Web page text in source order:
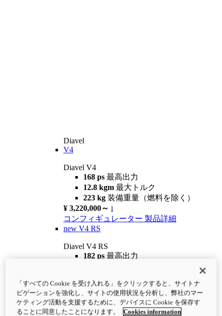
Diavel
V4
Diavel V4
168 ps 最高出力
12.8 kgm 最大トルク
223 kg 装備重量（燃料を除く）
¥ 3,220,000～ i
コンフィギュレーター 製品詳細
new V4 RS
Diavel V4 RS
182 ps 最高出力
¥4,400,000 i
コンフィギュレーター 製品詳細
newV4 RS 100
「すべての Cookie を受け入れる」をクリックすると、サイトナ
ビゲーションを強化し、サイトの使用状況を分析し、弊社のマー
ケティング活動を支援するために、デバイスに Cookie を保存す
ることに同意したことになります。
Cookies information